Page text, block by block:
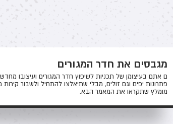
מגבסים את חדר המגורים
ם אתם בעיצומן של תכניות לשיפוץ חדר המגורים ועיצובו
פתרונות יפים וגם זולים, מבלי שתיאלצו להתחיל ולשבור
מומלץ שתקראו את המאמר הבא.